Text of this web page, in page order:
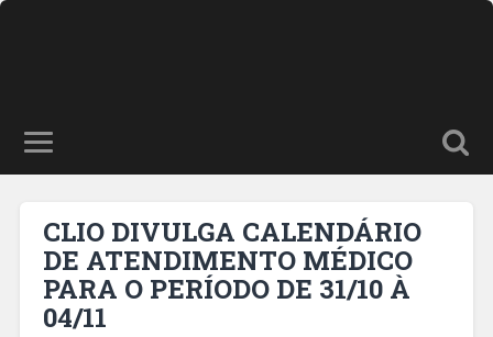
CLIO DIVULGA CALENDÁRIO
DE ATENDIMENTO MÉDICO
PARA O PERÍODO DE 31/10 À
04/11